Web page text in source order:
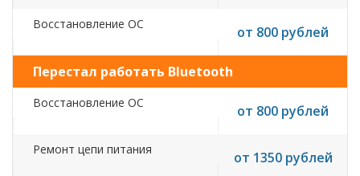
Восстановление ОС от 800 рублей
Перестал работать Bluetooth
Восстановление ОС от 800 рублей
Ремонт цепи питания от 1350 рублей